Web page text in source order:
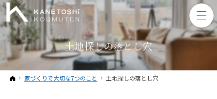
土地探しの落とし穴
ホーム
家づくりで大切な7つのこと 土地探しの落とし穴